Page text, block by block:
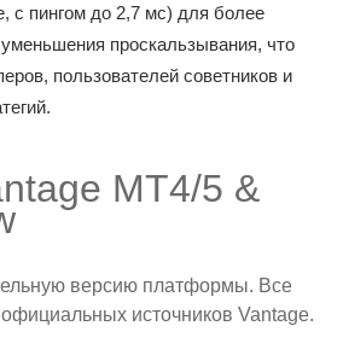
с пингом до 2,7 мс) для более
проскальзывания, что
пользователей советников и
MT4/5 &
версию платформы. Все
источников Vantage.